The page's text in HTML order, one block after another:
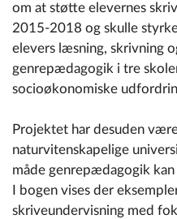
om at støtte elevernes
2015-2018 og skulle
elevers læsning, skrivning
genrepædagogik i tre
socioøkonomiske
Projektet har desuden
naturvitenskapelige
måde genrepædagogik
I bogen vises der
skriveundervisning med